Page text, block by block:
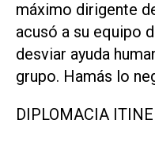
máximo dirigente
acusó a su equipo
desviar ayuda
grupo. Hamás lo
DIPLOMACIA